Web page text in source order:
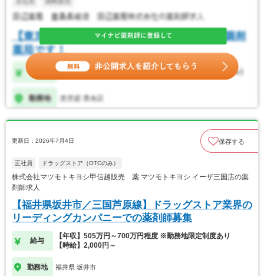
更新日：2026年7月4日 保存する
正社員 ドラッグストア（OTCのみ）
株式会社マツモトキヨシ甲信越販売 薬 マツモトキヨシ イーザ三国店の薬
剤師求人
【福井県坂井市／三国芦原線】ドラッグストア業界の
リーディングカンパニーでの薬剤師募集
給与
【年収】505万円～700万円程度 ※勤務地限定制度あり
【時給】2,000円～
勤務地 福井県 坂井市